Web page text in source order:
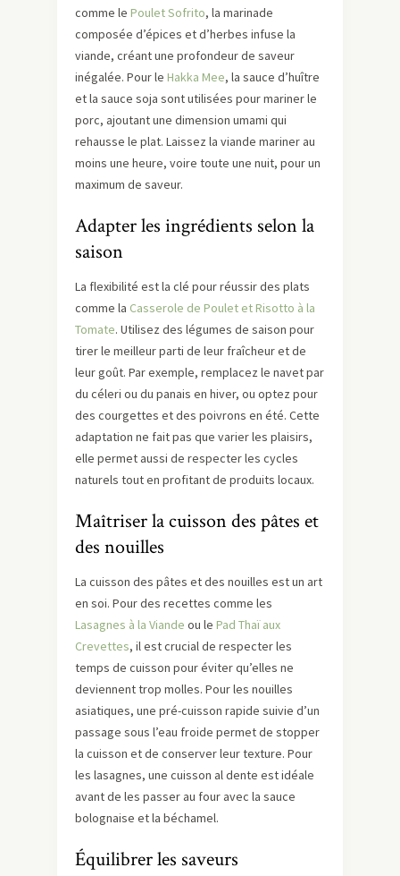
comme le Poulet Sofrito, la marinade
composée d’épices et d’herbes infuse la
viande, créant une profondeur de saveur
inégalée. Pour le Hakka Mee, la sauce d’huître
et la sauce soja sont utilisées pour mariner le
porc, ajoutant une dimension umami qui
rehausse le plat. Laissez la viande mariner au
moins une heure, voire toute une nuit, pour un
maximum de saveur.
Adapter les ingrédients selon la
saison
La flexibilité est la clé pour réussir des plats
comme la Casserole de Poulet et Risotto à la
Tomate. Utilisez des légumes de saison pour
tirer le meilleur parti de leur fraîcheur et de
leur goût. Par exemple, remplacez le navet par
du céleri ou du panais en hiver, ou optez pour
des courgettes et des poivrons en été. Cette
adaptation ne fait pas que varier les plaisirs,
elle permet aussi de respecter les cycles
naturels tout en profitant de produits locaux.
Maîtriser la cuisson des pâtes et
des nouilles
La cuisson des pâtes et des nouilles est un art
en soi. Pour des recettes comme les
Lasagnes à la Viande ou le Pad Thaï aux
Crevettes, il est crucial de respecter les
temps de cuisson pour éviter qu’elles ne
deviennent trop molles. Pour les nouilles
asiatiques, une pré-cuisson rapide suivie d’un
passage sous l’eau froide permet de stopper
la cuisson et de conserver leur texture. Pour
les lasagnes, une cuisson al dente est idéale
avant de les passer au four avec la sauce
bolognaise et la béchamel.
Équilibrer les saveurs